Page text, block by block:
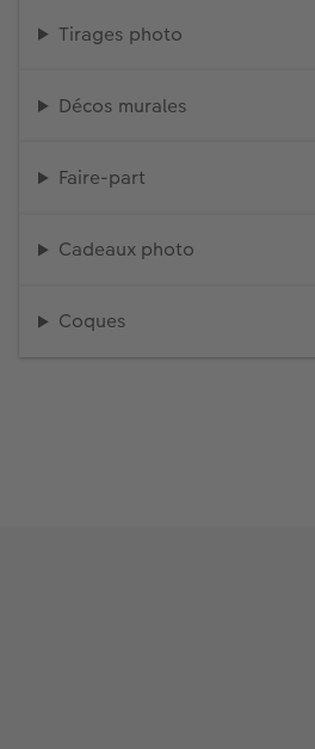
Tirages photo
Décos murales
Faire-part
Cadeaux photo
Coques